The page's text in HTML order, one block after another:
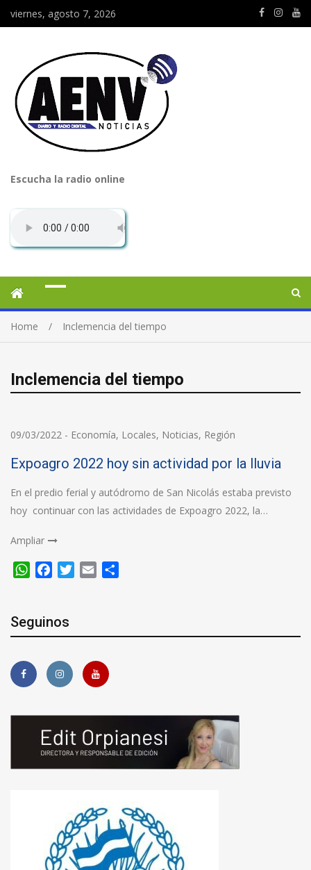
viernes, agosto 7, 2026
Escucha la radio online
Home Inclemencia del tiempo
Inclemencia del tiempo
09/03/2022 - Economía, Locales, Noticias, Región
Expoagro 2022 hoy sin actividad por la lluvia
En el predio ferial y autódromo de San Nicolás estaba previsto
hoy continuar con las actividades de Expoagro 2022, la…
Ampliar
WhatsApp
FacebookTwitter
Email
Seguinos